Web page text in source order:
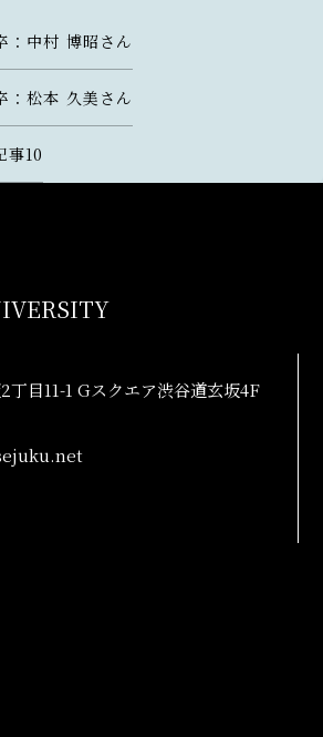
：中村 博昭さん
：松本 久美さん
事10
丁目11-1 Gスクエア渋谷道玄坂4F